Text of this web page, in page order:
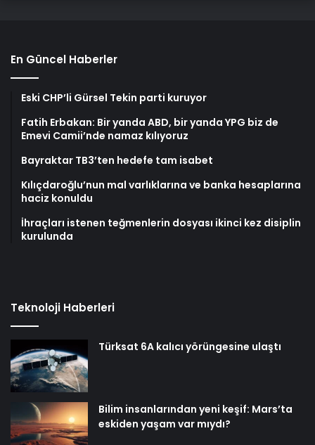
En Güncel Haberler
Eski CHP’li Gürsel Tekin parti kuruyor
Fatih Erbakan: Bir yanda ABD, bir yanda YPG biz de
Emevi Camii’nde namaz kılıyoruz
Bayraktar TB3’ten hedefe tam isabet
Kılıçdaroğlu’nun mal varlıklarına ve banka hesaplarına
haciz konuldu
İhraçları istenen teğmenlerin dosyası ikinci kez disiplin
kurulunda
Teknoloji Haberleri
Türksat 6A kalıcı yörüngesine ulaştı
Bilim insanlarından yeni keşif: Mars’ta
eskiden yaşam var mıydı?